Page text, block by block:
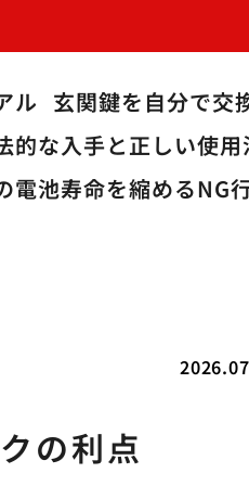
ル 玄関鍵を自分で交
的な入手と正しい使用
電池寿命を縮めるNG
の利点